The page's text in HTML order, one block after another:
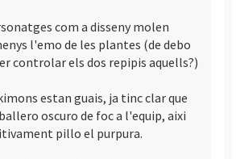
com a disseny molen
l'emo de les plantes (de debo
controlar els dos repipis aquells?)
estan guais, ja tinc clar que
oscuro de foc a l'equip, aixi
pillo el purpura.